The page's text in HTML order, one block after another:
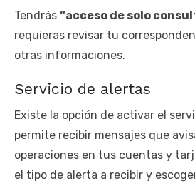
Tendrás “acceso de solo
requieras revisar tu
otras informaciones.
Servicio de alertas
Existe la opción de activar el
permite recibir mensajes que
operaciones en tus cuentas y
el tipo de alerta a recibir y